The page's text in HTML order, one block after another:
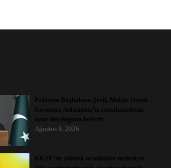
Pakistan Başbakanı Şerif, Mekke Ortak
Savunma Anlaşması’nı imzalamaktan
onur duyduğunu belirtti
Ağustos 8, 2026
KKTC’de yüksek sıcaklıklar nedeniyle